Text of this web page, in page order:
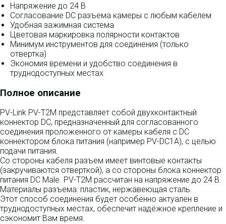
Напряжение до 24 В
Согласование DC разъема камеры с любым кабелем
Удобная зажимная система
Цветовая маркировка полярности контактов
Минимум инструментов для соединения (только
отвертка)
Экономия времени и удобство соединения в
труднодоступных местах
Полное описание
PV-Link PV-T2M представляет собой двухконтактный
коннектор DC, предназначенный для согласованного
соединения проложенного от камеры кабеля с DC
коннектором блока питания (например PV-DC1A), с целью
подачи питания.
Со стороны кабеля разъем имеет винтовые контакты
(закручиваются отверткой), а со стороны блока коннектор
питания DC Male. PV-T2M рассчитан на напряжение до 24 В.
Материалы разъема: пластик, нержавеющая сталь.
Этот способ соединения будет особенно актуален в
труднодоступных местах, обеспечит надёжное крепление и
сэкономит Вам время.